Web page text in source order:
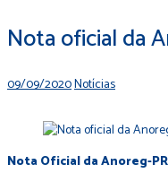
Nota oficial da
09/09/2020Notícias
Nota Oficial da Anoreg-PR